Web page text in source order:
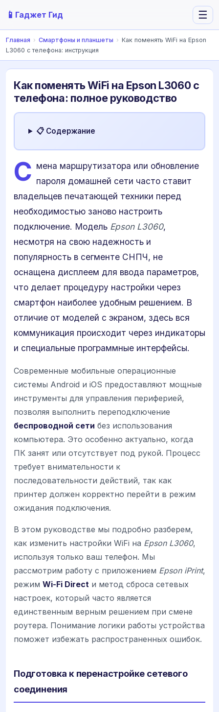
📱 Гаджет Гид ☰
Главная › Смартфоны и планшеты › Как поменять WiFi на Epson
L3060 с телефона: инструкция
Как поменять WiFi на Epson L3060 с
телефона: полное руководство
📋 Содержание
С мена маршрутизатора или обновление
пароля домашней сети часто ставит
владельцев печатающей техники перед
необходимостью заново настроить
подключение. Модель Epson L3060,
несмотря на свою надежность и
популярность в сегменте СНПЧ, не
оснащена дисплеем для ввода параметров,
что делает процедуру настройки через
смартфон наиболее удобным решением. В
отличие от моделей с экраном, здесь вся
коммуникация происходит через индикаторы
и специальные программные интерфейсы.
Современные мобильные операционные
системы Android и iOS предоставляют мощные
инструменты для управления периферией,
позволяя выполнить переподключение
беспроводной сети без использования
компьютера. Это особенно актуально, когда
ПК занят или отсутствует под рукой. Процесс
требует внимательности к
последовательности действий, так как
принтер должен корректно перейти в режим
ожидания подключения.
В этом руководстве мы подробно разберем,
как изменить настройки WiFi на Epson L3060,
используя только ваш телефон. Мы
рассмотрим работу с приложением Epson iPrint,
режим Wi-Fi Direct и метод сброса сетевых
настроек, который часто является
единственным верным решением при смене
роутера. Понимание логики работы устройства
поможет избежать распространенных ошибок.
Подготовка к перенастройке сетевого
соединения